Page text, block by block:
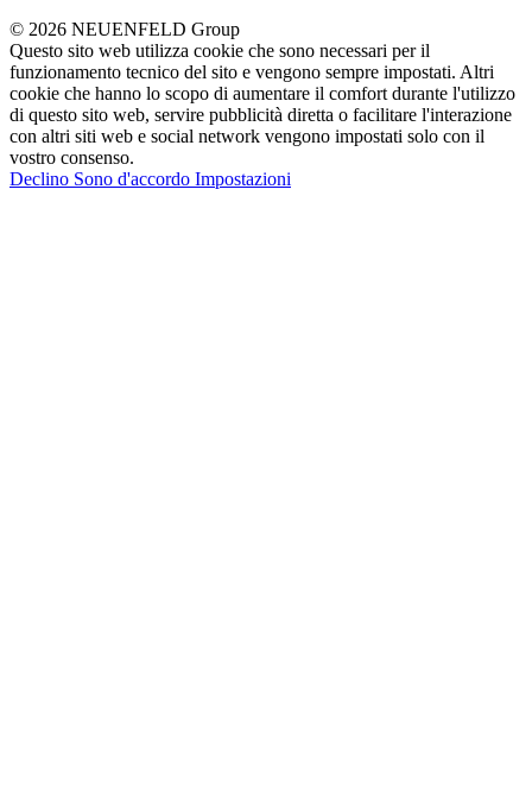
© 2026 NEUENFELD Group
Questo sito web utilizza cookie che sono necessari per il
funzionamento tecnico del sito e vengono sempre impostati. Altri
cookie che hanno lo scopo di aumentare il comfort durante l'utilizzo
di questo sito web, servire pubblicità diretta o facilitare l'interazione
con altri siti web e social network vengono impostati solo con il
vostro consenso.
Declino Sono d'accordo Impostazioni